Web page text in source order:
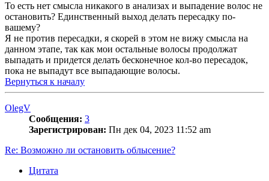
То есть нет смысла никакого в анализах и выпадение волос не
остановить? Единственный выход делать пересадку по-
вашему?
Я не против пересадки, я скорей в этом не вижу смысла на
данном этапе, так как мои остальные волосы продолжат
выпадать и придется делать бесконечное кол-во пересадок,
пока не выпадут все выпадающие волосы.
Вернуться к началу
OlegV
Сообщения: 3
Зарегистрирован: Пн дек 04, 2023 11:52 am
Re: Возможно ли остановить облысение?
Цитата